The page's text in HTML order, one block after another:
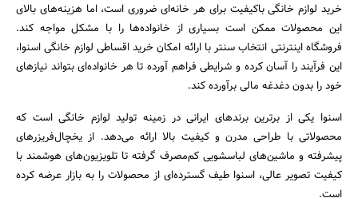
خرید لوازم خانگی باکیفیت برای هر خانه‌ای ضروری است، اما هزینه‌های بالای
این محصولات ممکن است بسیاری از خانواده‌ها را با مشکل مواجه کند.
فروشگاه اینترنتی انتخاب سنتر با ارائه امکان خرید اقساطی لوازم خانگی اسنوا،
این فرآیند را آسان کرده و شرایطی فراهم آورده تا هر خانواده‌ای بتواند نیازهای
خود را بدون دغدغه مالی برآورده کند.
اسنوا یکی از برترین برندهای ایرانی در زمینه تولید لوازم خانگی است که
محصولاتی با طراحی مدرن و کیفیت بالا ارائه می‌دهد. از یخچال‌فریزرهای
پیشرفته و ماشین‌های لباسشویی کم‌مصرف گرفته تا تلویزیون‌های هوشمند با
کیفیت تصویر عالی، اسنوا طیف گسترده‌ای از محصولات را به بازار عرضه کرده
است.